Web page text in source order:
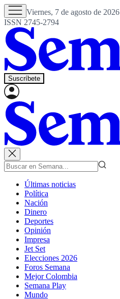
Viernes, 7 de agosto de 2026
ISSN 2745-2794
Suscríbete
Últimas noticias
Política
Nación
Dinero
Deportes
Opinión
Impresa
Jet Set
Elecciones 2026
Foros Semana
Mejor Colombia
Semana Play
Mundo